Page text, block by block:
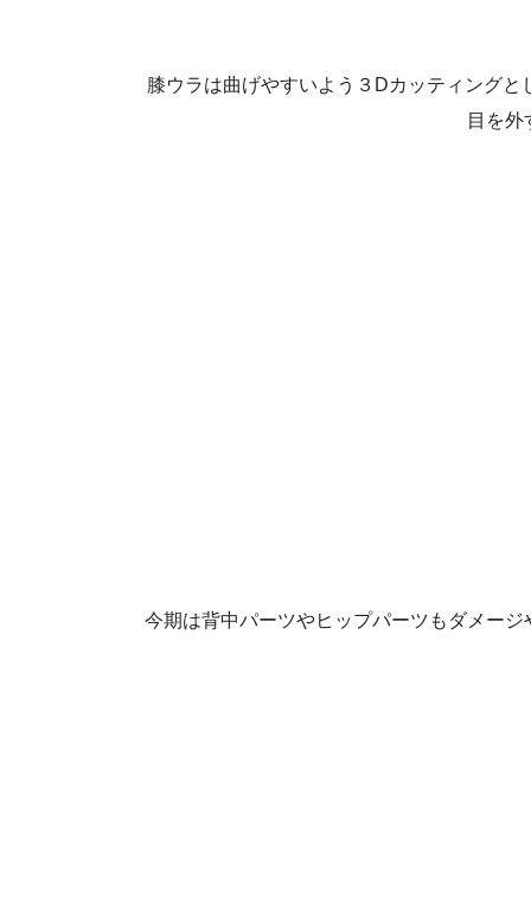
膝ウラは曲げやすいよう３Dカッティング
目を外
今期は背中パーツやヒップパーツもダメー